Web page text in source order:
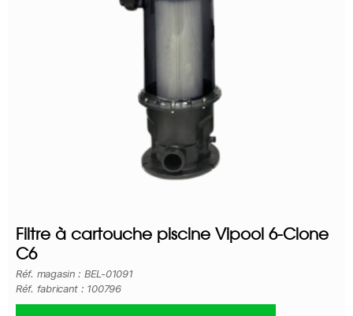
Filtre à cartouche piscine Vipool 6-Clone
C6
Réf. magasin : BEL-01091
Réf. fabricant : 100796